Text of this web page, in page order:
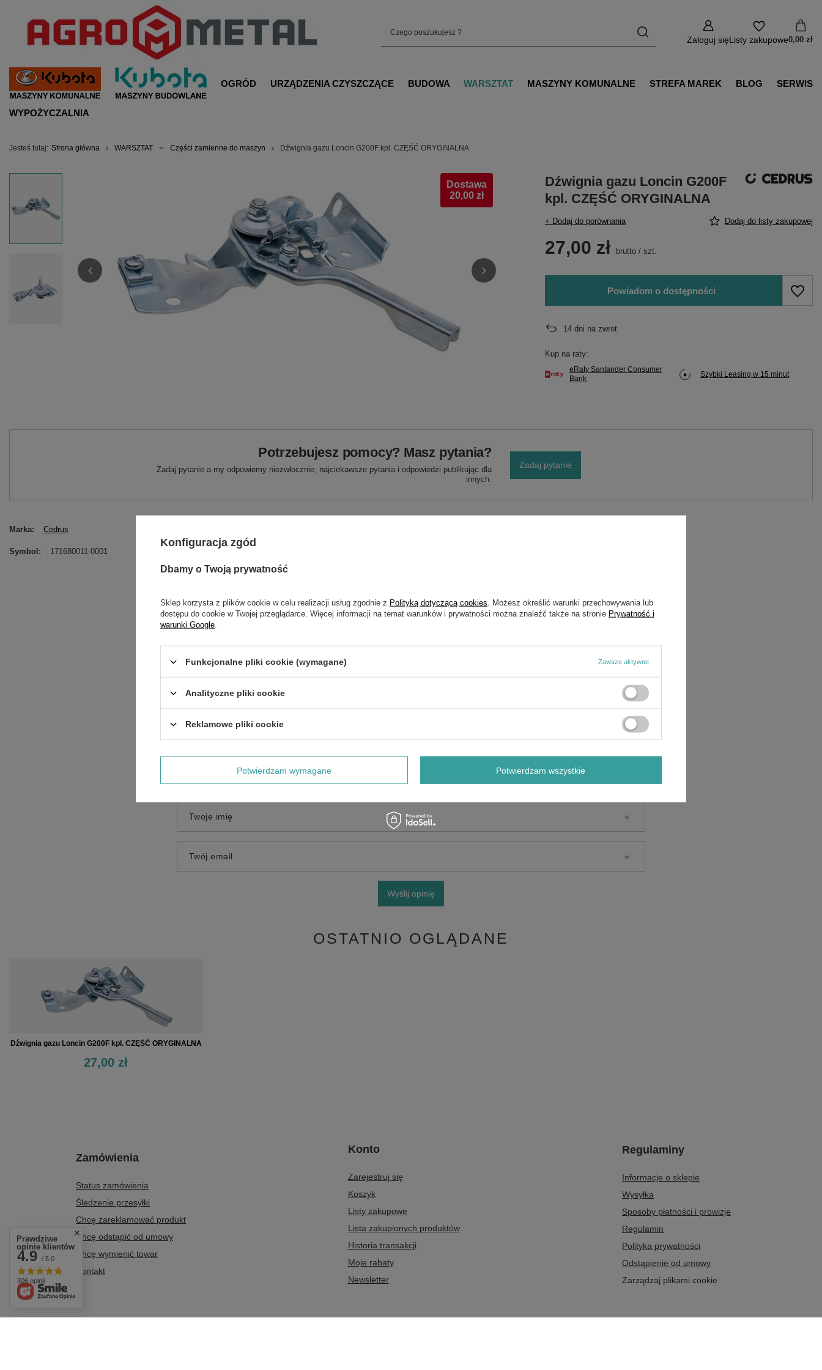
Zaloguj sięListy zakupowe0,00 zł
OGRÓD URZĄDZENIA CZYSZCZĄCE BUDOWA WARSZTAT MASZYNY KOMUNALNE STREFA MAREK BLOG SERWIS
WYPOŻYCZALNIA
Jesteś tutaj: Strona główna WARSZTAT Części zamienne do maszyn Dźwignia gazu Loncin G200F kpl. CZĘŚĆ ORYGINALNA
Dostawa
20,00 zł
Dźwignia gazu Loncin G200F
kpl. CZĘŚĆ ORYGINALNA
+ Dodaj do porównania Dodaj do listy zakupowej
27,00 zł brutto /szt.
Powiadom o dostępności
14 dni na zwrot
Kup na raty:
eRaty Santander Consumer
Bank
Szybki Leasing w 15 minut
Potrzebujesz pomocy? Masz pytania?
Zadaj pytanie a my odpowiemy niezwłocznie, najciekawsze pytania i odpowiedzi publikując dla
innych.
Zadaj pytanie
Marka Cedrus
Symbol 171680011-0001
NAPISZ SWOJĄ OPINIĘ
Treść twojej opinii
Dodaj własne zdjęcie produktu:
Twoje imię
Twój email
Wyślij opinię
OSTATNIO OGLĄDANE
Dźwignia gazu Loncin G200F kpl. CZĘŚĆ ORYGINALNA
27,00 zł
Zamówienia
Status zamówienia
Śledzenie przesyłki
Chcę zareklamować produkt
Chcę odstąpić od umowy
Chcę wymienić towar
Kontakt
Konto
Zarejestruj się
Koszyk
Listy zakupowe
Lista zakupionych produktów
Historia transakcji
Moje rabaty
Newsletter
Regulaminy
Informacje o sklepie
Wysyłka
Sposoby płatności i prowizje
Regulamin
Polityka prywatności
Odstąpienie od umowy
Zarządzaj plikami cookie
Prawdziwe
opinie klientów
4.9 / 5.0
306 opinii
Konfiguracja zgód
Dbamy o Twoją prywatność
Sklep korzysta z plików cookie w celu realizacji usług zgodnie z Polityką dotyczącą cookies . Możesz określić warunki przechowywania lub
dostępu do cookie w Twojej przeglądarce. Więcej informacji na temat warunków i prywatności można znaleźć także na stronie Prywatność i
warunki Google
Funkcjonalne pliki cookie (wymagane) Zawsze aktywne
Analityczne pliki cookie
Reklamowe pliki cookie
Potwierdzam wymagane Potwierdzam wszystkie